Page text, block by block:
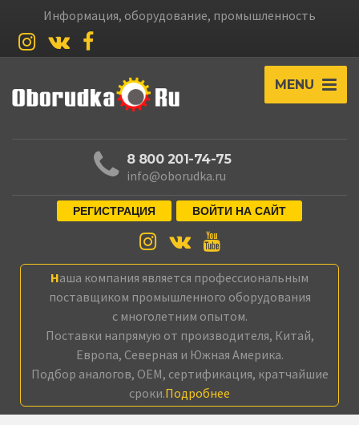
Информация, оборудование, промышленность
MENU
8 800 201-74-75
info@oborudka.ru
РЕГИСТРАЦИЯ ВОЙТИ НА САЙТ
Наша компания является профессиональным
поставщиком промышленного оборудования
с многолетним опытом.
Поставки напрямую от производителя, Китай,
Европа, Северная и Южная Америка.
Подбор аналогов, OEM, сертификация, кратчайшие
сроки.Подробнее